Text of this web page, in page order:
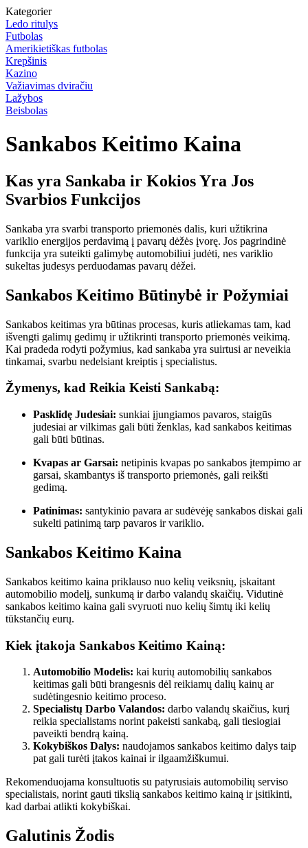
Kategorier
Ledo ritulys
Futbolas
Amerikietiškas futbolas
Krepšinis
Kazino
Važiavimas dviračiu
Lažybos
Beisbolas
Sankabos Keitimo Kaina
Kas yra Sankaba ir Kokios Yra Jos
Svarbios Funkcijos
Sankaba yra svarbi transporto priemonės dalis, kuri užtikrina
variklio energijos perdavimą į pavarų dėžės įvorę. Jos pagrindinė
funkcija yra suteikti galimybę automobiliui judėti, nes variklio
sukeltas judesys perduodamas pavarų dėžei.
Sankabos Keitimo Būtinybė ir Požymiai
Sankabos keitimas yra būtinas procesas, kuris atliekamas tam, kad
išvengti galimų gedimų ir užtikrinti transporto priemonės veikimą.
Kai pradeda rodyti požymius, kad sankaba yra suirtusi ar neveikia
tinkamai, svarbu nedelsiant kreiptis į specialistus.
Žymenys, kad Reikia Keisti Sankabą:
Pasklidę Judesiai: sunkiai įjungiamos pavaros, staigūs
judesiai ar vilkimas gali būti ženklas, kad sankabos keitimas
gali būti būtinas.
Kvapas ar Garsai: netipinis kvapas po sankabos įtempimo ar
garsai, skambantys iš transporto priemonės, gali reikšti
gedimą.
Patinimas: santykinio pavara ar sudėvėję sankabos diskai gali
sukelti patinimą tarp pavaros ir variklio.
Sankabos Keitimo Kaina
Sankabos keitimo kaina priklauso nuo kelių veiksnių, įskaitant
automobilio modelį, sunkumą ir darbo valandų skaičių. Vidutinė
sankabos keitimo kaina gali svyruoti nuo kelių šimtų iki kelių
tūkstančių eurų.
Kiek įtakoja Sankabos Keitimo Kainą:
Automobilio Modelis: kai kurių automobilių sankabos
keitimas gali būti brangesnis dėl reikiamų dalių kainų ar
sudėtingesnio keitimo proceso.
Specialistų Darbo Valandos: darbo valandų skaičius, kurį
reikia specialistams norint pakeisti sankabą, gali tiesiogiai
paveikti bendrą kainą.
Kokybiškos Dalys: naudojamos sankabos keitimo dalys taip
pat gali turėti įtakos kainai ir ilgaamžiškumui.
Rekomenduojama konsultuotis su patyrusiais automobilių serviso
specialistais, norint gauti tikslią sankabos keitimo kainą ir įsitikinti,
kad darbai atlikti kokybiškai.
Galutinis Žodis